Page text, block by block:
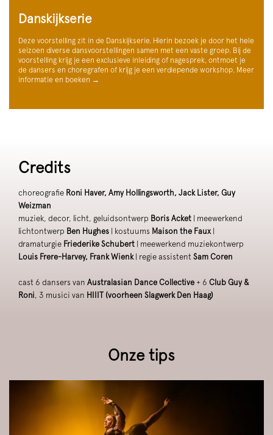
Danskijkserie
Deze voorstelling zit in de Danskijkserie. Hierin bezoek je door het hele
seizoen diverse dansvoorstellingen samen met een vaste groep. Bij de
voorstelling krijg je een exclusieve inleiding of nagesprek, ontmoet je
de dansers en choregrafen of krijg je een verdiepende workshop. Meer
informatie en boeken →
Credits
choreografie Roni Haver, Amy Hollingsworth, Jack Lister, Guy
Weizman
muziek, decor, licht, geluidsontwerp Boris Acket | meewerkend
lichtontwerp Ben Hughes | kostuums Maison the Faux |
dramaturgie Friederike Schubert | meewerkend muziekontwerp
Louis Frere-Harvey, Frank Wienk | regie assistent Sam Coren
cast 6 dansers van Australasian Dance Collective + 6 Club Guy &
Roni, 3 musici van HIIIT (voorheen Slagwerk Den Haag)
Onze tips